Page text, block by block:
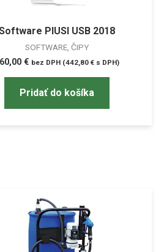
PIUSI USB 2018
SOFTWARE, ČIPY
€ bez DPH (442,80 €s DPH)
Pridať do košíka